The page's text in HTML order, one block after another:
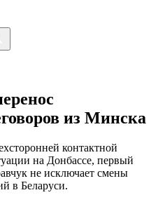
из Минска
контактной
на Донбассе, первый
не исключает смены
в Беларуси.